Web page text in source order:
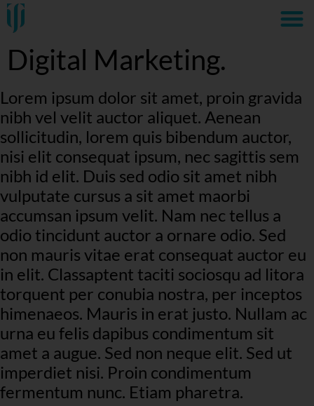
Digital Marketing.
Lorem ipsum dolor sit amet, proin gravida
nibh vel velit auctor aliquet. Aenean
sollicitudin, lorem quis bibendum auctor,
nisi elit consequat ipsum, nec sagittis sem
nibh id elit. Duis sed odio sit amet nibh
vulputate cursus a sit amet maorbi
accumsan ipsum velit. Nam nec tellus a
odio tincidunt auctor a ornare odio. Sed
non mauris vitae erat consequat auctor eu
in elit. Classaptent taciti sociosqu ad litora
torquent per conubia nostra, per inceptos
himenaeos. Mauris in erat justo. Nullam ac
urna eu felis dapibus condimentum sit
amet a augue. Sed non neque elit. Sed ut
imperdiet nisi. Proin condimentum
fermentum nunc. Etiam pharetra.